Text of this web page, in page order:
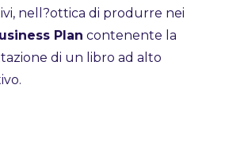
nell?ottica di produrre nei
Plan contenente la
di un libro ad alto